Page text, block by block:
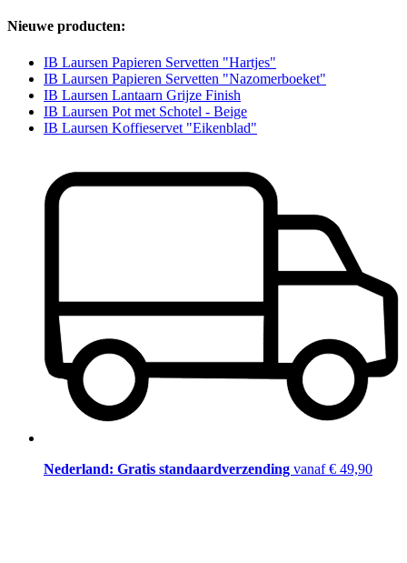
Nieuwe producten:
IB Laursen Papieren Servetten "Hartjes"
IB Laursen Papieren Servetten "Nazomerboeket"
IB Laursen Lantaarn Grijze Finish
IB Laursen Pot met Schotel - Beige
IB Laursen Koffieservet "Eikenblad"
Nederland: Gratis standaardverzending vanaf € 49,90